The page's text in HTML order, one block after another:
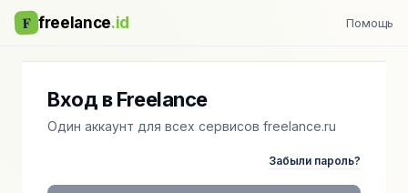
F freelance.id Помощь
Вход в Freelance
Один аккаунт для всех сервисов freelance.ru
Забыли пароль?